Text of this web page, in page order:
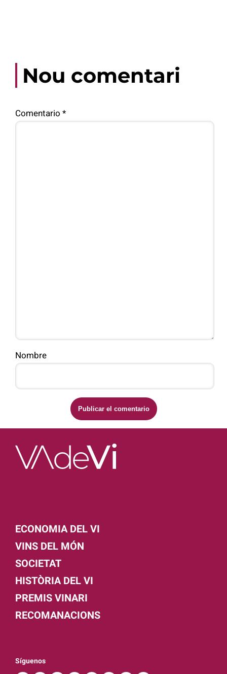
Nou comentari
Comentario *
Nombre
ECONOMIA DEL VI
VINS DEL MÓN
SOCIETAT
HISTÒRIA DEL VI
PREMIS VINARI
RECOMANACIONS
Síguenos